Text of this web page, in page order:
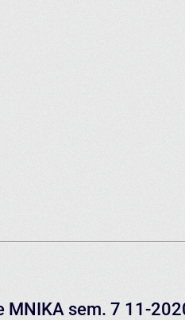
sem. 7 11-